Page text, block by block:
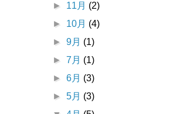
► 11月 (2)
► 10月 (4)
►9月 (1)
►7月 (1)
►6月 (3)
►5月 (3)